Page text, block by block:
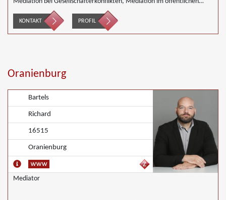
Bereich, Mediation bei Team- und Gruppenkonflikten, Mediation in
der Wohnungswirtschaft, Nachbarschaftsmediation,
Wirtschaftsmediation
KONTAKT PROFIL
Oranienburg
Bartels
Richard
16515
Oranienburg
Mediator